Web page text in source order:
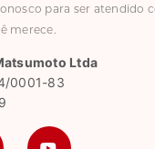
para ser atendido
merece.
Ltda
0001-83